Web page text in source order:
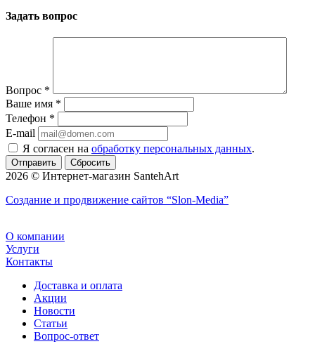
Задать вопрос
Вопрос *
Ваше имя *
Телефон *
E-mail
Я согласен на обработку персональных данных.
Сбросить
2026 © Интернет-магазин SantehArt
Создание и продвижение сайтов “Slon-Media”
О компании
Услуги
Контакты
Доставка и оплата
Акции
Новости
Статьи
Вопрос-ответ